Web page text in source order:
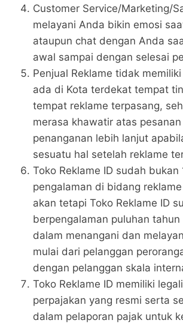
Customer Service/Marketing/
melayani Anda bikin emosi
ataupun chat dengan Anda
awal sampai dengan selesai
Penjual Reklame tidak
ada di Kota terdekat tempat
tempat reklame terpasang,
merasa khawatir atas
penanganan lebih lanjut
sesuatu hal setelah reklame
Toko Reklame ID sudah bukan
pengalaman di bidang
akan tetapi Toko Reklame ID
berpengalaman puluhan
dalam menangani dan
mulai dari pelanggan
dengan pelanggan skala
Toko Reklame ID memiliki
perpajakan yang resmi serta
dalam pelaporan pajak untuk